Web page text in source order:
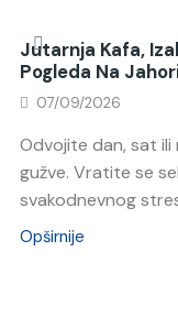
Jutarnja Kafa,
Pogleda Na
07/09/2026
Odvojite dan, sat
gužve. Vratite se
svakodnevnog
Opširnije